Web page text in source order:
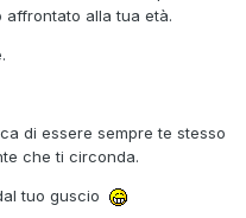
affrontato alla tua età.
di essere sempre te stesso
che ti circonda.
tuo guscio